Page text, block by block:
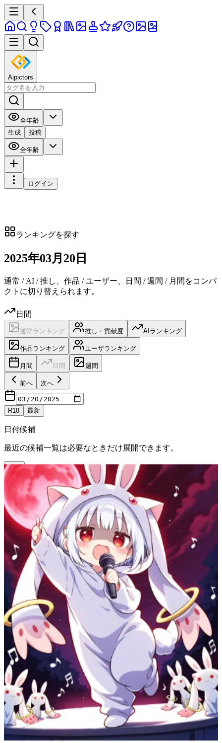
Aipictors
全年齢
生成
投稿
全年齢
ログイン
ランキングを探す
2025年03月 20日
通常 / AI / 推し、作品 / ユーザー、日間 / 週間 / 月間をコンパ
クトに切り替えられます。
日間
通常ランキング 推し・貢献度 AIランキング
作品ランキング ユーザランキング
月間 日間 週間
前へ 次へ
R18 最新
日付候補
最近の候補一覧は必要なときだけ展開できます。
表示